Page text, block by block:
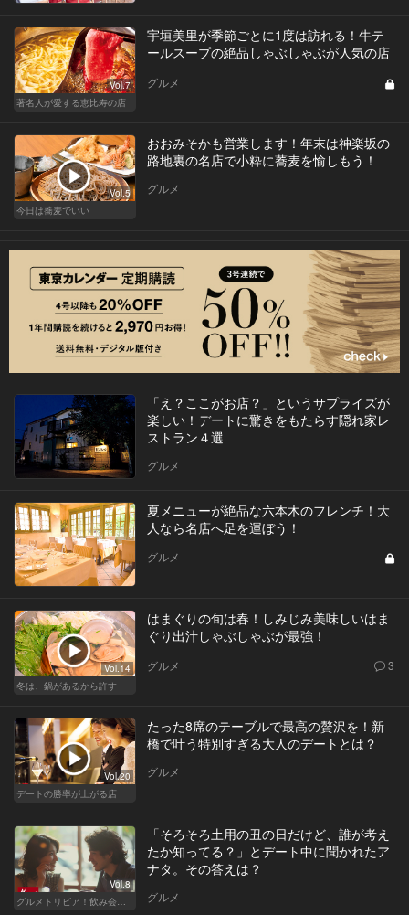
Vol.7
著名人が愛する恵比寿の店
宇垣美里が季節ごとに1度は訪れる！牛テ
ールスープの絶品しゃぶしゃぶが人気の店
グルメ
Vol.5
今日は蕎麦でいい
おおみそかも営業します！年末は神楽坂の
路地裏の名店で小粋に蕎麦を愉しもう！
グルメ
「え？ここがお店？」というサプライズが
楽しい！デートに驚きをもたらす隠れ家レ
ストラン４選
グルメ
夏メニューが絶品な六本木のフレンチ！大
人なら名店へ足を運ぼう！
グルメ
Vol.14
冬は、鍋があるから許す
はまぐりの旬は春！しみじみ美味しいはま
ぐり出汁しゃぶしゃぶが最強！
グルメ 3
Vol.20
デートの勝率が上がる店
たった8席のテーブルで最高の贅沢を！新
橋で叶う特別すぎる大人のデートとは？
グルメ
Vol.8
グルメトリビア！飲み会やデートで会話のネタになるQ＆A
「そろそろ土用の丑の日だけど、誰が考え
たか知ってる？」とデート中に聞かれたア
ナタ。その答えは？
グルメ